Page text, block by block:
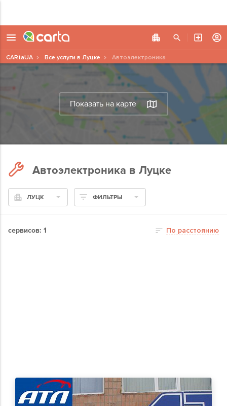
Показать на карте
CARtaUA Все услуги в Луцке Автоэлектроника
Автоэлектроника в Луцке
ЛУЦК ФИЛЬТРЫ
сервисов: 1 По расстоянию